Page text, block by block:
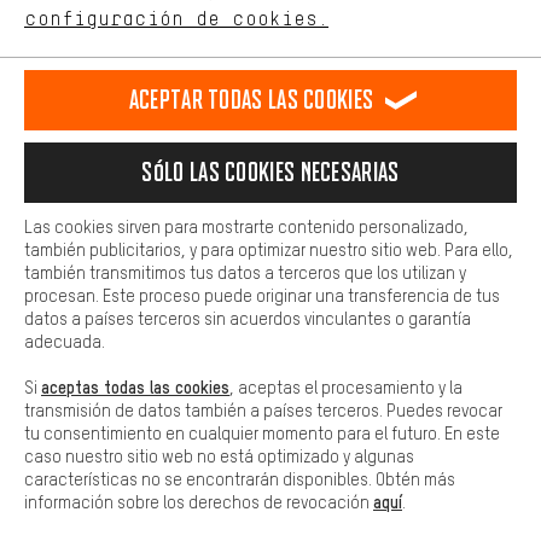
español
ES english
EN Deutsch
DE
RESCINDIR EL CONTRATO Comunidad de Aquisgrán Programa de afiliados
Aviso Legal Protección de datos Condiciones Generales
Plataforma de reportes Reciclaje de baterias
Configuración de las cookies Ajusta el contraste
Todos los precios indicados son en euros e sin MwSt, más
gastos de envío aEstados Unidos.
configuración de cookies.
comportamiento de compra.
Más confort
cookies de comodidad, creamos enlaces a plataformas de redes
sociales. Esto nos permite proporcionarle más contenido e
adicionales que le ayudarán a encontrar los productos adecuados.
preguntas de forma rápida y sencilla.
Básica
Las cookies básicas aseguran que puedas usar nuestro sitio web.
Aceptar todas las cookies
Sólo las cookies necesarias
Las cookies sirven para mostrarte contenido personalizado,
también publicitarios, y para optimizar nuestro sitio web. Para ello,
también transmitimos tus datos a terceros que los utilizan y
procesan. Este proceso puede originar una transferencia de tus
datos a países terceros sin acuerdos vinculantes o garantía
adecuada.
Si aceptas todas las cookies , aceptas el procesamiento y la
transmisión de datos también a países terceros. Puedes revocar
tu consentimiento en cualquier momento para el futuro. En este
caso nuestro sitio web no está optimizado y algunas
características no se encontrarán disponibles. Obtén más
información sobre los derechos de revocación aquí.